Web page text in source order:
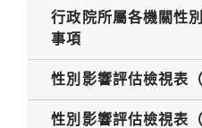
行政院所屬各機關性
事項
性別影響評估檢視表
性別影響評估檢視表